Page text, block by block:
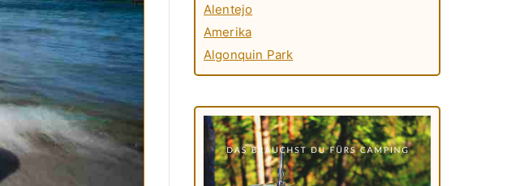
Alentejo
Amerika
Algonquin Park